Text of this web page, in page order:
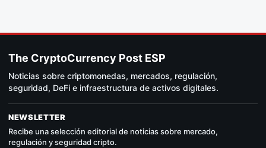
The CryptoCurrency Post ESP
Noticias sobre criptomonedas, mercados, regulación,
seguridad, DeFi e infraestructura de activos digitales.
NEWSLETTER
Recibe una selección editorial de noticias sobre mercado,
regulación y seguridad cripto.